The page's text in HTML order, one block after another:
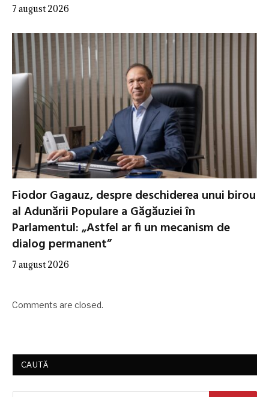
7 august 2026
Fiodor Gagauz, despre deschiderea unui birou
al Adunării Populare a Găgăuziei în
Parlamentul: „Astfel ar fi un mecanism de
dialog permanent”
7 august 2026
Comments are closed.
CAUTĂ